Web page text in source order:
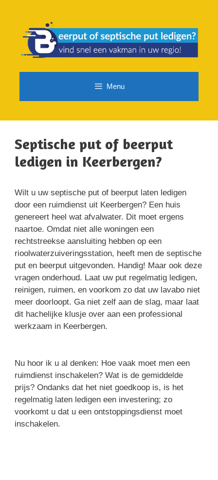
Menu
Septische put of beerput
ledigen in Keerbergen?
Wilt u uw septische put of beerput laten ledigen
door een ruimdienst uit Keerbergen? Een huis
genereert heel wat afvalwater. Dit moet ergens
naartoe. Omdat niet alle woningen een
rechtstreekse aansluiting hebben op een
rioolwaterzuiveringsstation, heeft men de septische
put en beerput uitgevonden. Handig! Maar ook deze
vragen onderhoud. Laat uw put regelmatig ledigen,
reinigen, ruimen, en voorkom zo dat uw lavabo niet
meer doorloopt. Ga niet zelf aan de slag, maar laat
dit hachelijke klusje over aan een professional
werkzaam in Keerbergen.
Nu hoor ik u al denken: Hoe vaak moet men een
ruimdienst inschakelen? Wat is de gemiddelde
prijs? Ondanks dat het niet goedkoop is, is het
regelmatig laten ledigen een investering; zo
voorkomt u dat u een ontstoppingsdienst moet
inschakelen.